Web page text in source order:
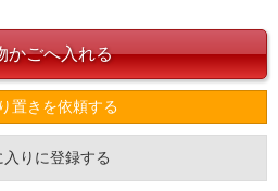
置きを依頼する
入りに登録する